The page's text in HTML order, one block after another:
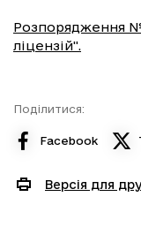
Розпорядження №
ліцензій".
Поділитися:
Facebook
Версія для